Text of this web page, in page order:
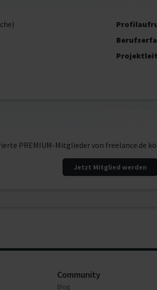
PREMIUM-Mitglieder von freelance.de
Jetzt Mitglied werden
Community
Blog